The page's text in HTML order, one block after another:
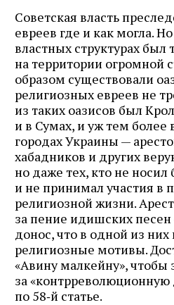
Советская власть
евреев где и как могла.
властных структурах был
на территории огромной
образом существовали
религиозных евреев не
из таких оазисов был
и в Сумах, и уж тем более
городах Украины —
хабадников и других
но даже тех, кто не носил
и не принимал участия в
религиозной жизни.
за пение идишских песен
донос, что в одной из
религиозные мотивы.
«Авину малкейну», чтобы
за «контрреволюционную
по 58‑й статье.